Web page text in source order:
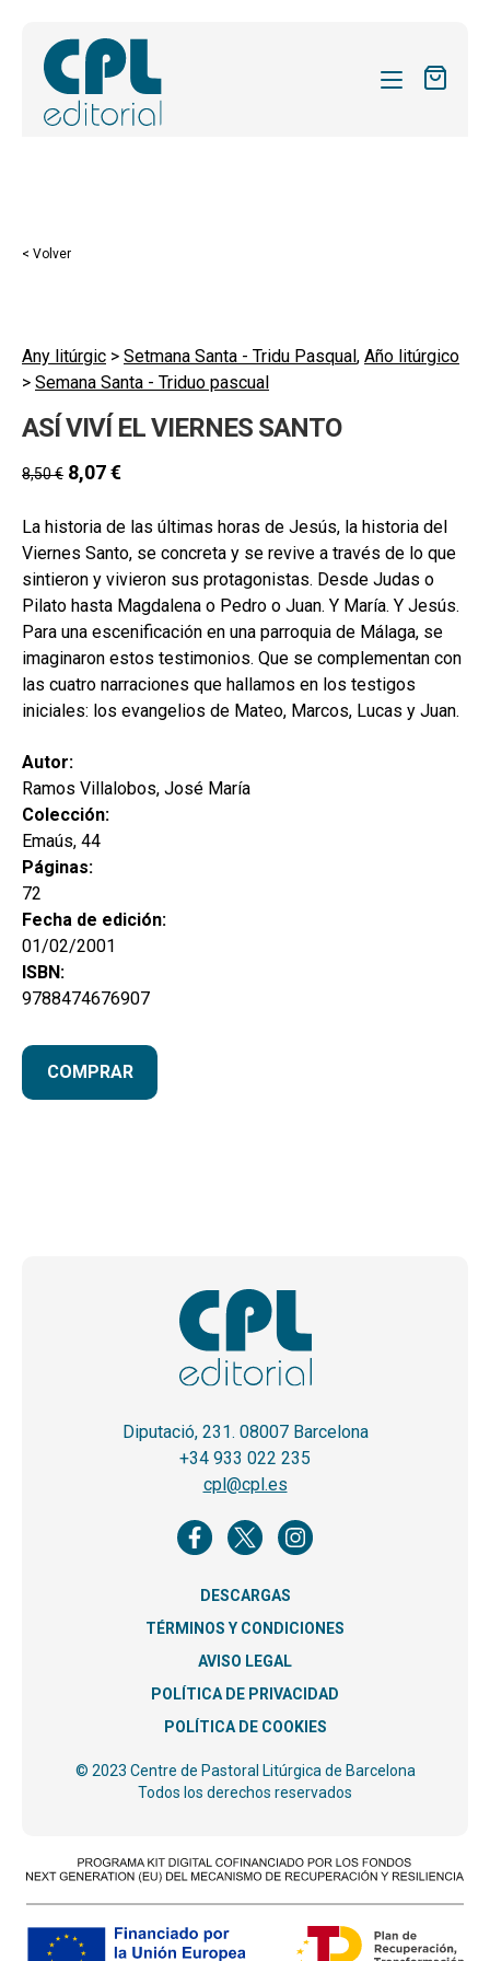
REVISTAS
el
ACTUALIDAD
BLOG
CONTACTO
BUSCAR
CAT
ESP
< Volver
Any litúrgic > Setmana Santa - Tridu Pasqual, Año litúrgico
> Semana Santa - Triduo pascual
ASÍ VIVÍ EL VIERNES SANTO
8,50€ 8,07€
La historia de las últimas horas de Jesús, la historia del
Viernes Santo, se concreta y se revive a través de lo que
sintieron y vivieron sus protagonistas. Desde Judas o
Pilato hasta Magdalena o Pedro o Juan. Y María. Y Jesús.
Para una escenificación en una parroquia de Málaga, se
imaginaron estos testimonios. Que se complementan con
las cuatro narraciones que hallamos en los testigos
iniciales: los evangelios de Mateo, Marcos, Lucas y Juan.
Autor:
Ramos Villalobos, José María
Colección:
Emaús, 44
Páginas:
72
Fecha de edición:
01/02/2001
ISBN:
9788474676907
COMPRAR
Diputació, 231. 08007 Barcelona
+34 933 022 235
cpl@cpl.es
DESCARGAS
TÉRMINOS Y CONDICIONES
AVISO LEGAL
POLÍTICA DE PRIVACIDAD
POLÍTICA DE COOKIES
© 2023 Centre de Pastoral Litúrgica de Barcelona
Todos los derechos reservados